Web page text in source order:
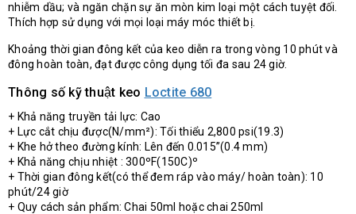
nhiễm dầu; và ngăn chặn sự ăn mòn kim loại một cách tuyệt đối.
Thích hợp sử dụng với mọi loại máy móc thiết bị.
Khoảng thời gian đông kết của keo diễn ra trong vòng 10 phút và
đông hoàn toàn, đạt được công dụng tối đa sau 24 giờ.
Thông số kỹ thuật keo Loctite 680
+ Khả năng truyền tải lực: Cao
+ Lực cắt chịu được(N/mm²): Tối thiểu 2,800 psi(19.3)
+ Khe hở theo đường kính: Lên đến 0.015”(0.4 mm)
+ Khả năng chịu nhiệt : 300ºF(150C)º
+ Thời gian đông kết(có thể đem ráp vào máy/ hoàn toàn): 10
phút/24 giờ
+ Quy cách sản phẩm: Chai 50ml hoặc chai 250ml